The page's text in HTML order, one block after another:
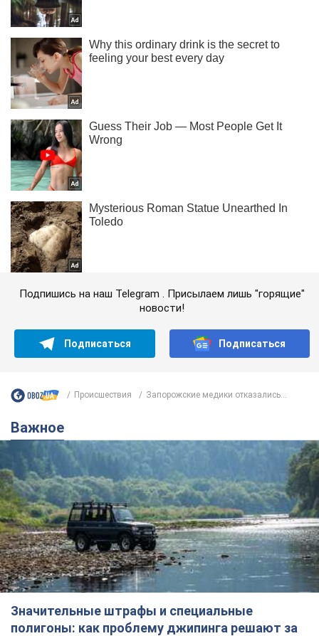
Подпишись на наш Telegram . Присылаем лишь "горящие"
новости!
Подписаться Подписаться
Происшествия Запорожские медики отказались...
Важное
Значительные штрафы и специальные
полигоны: как проблему джипинга решают за